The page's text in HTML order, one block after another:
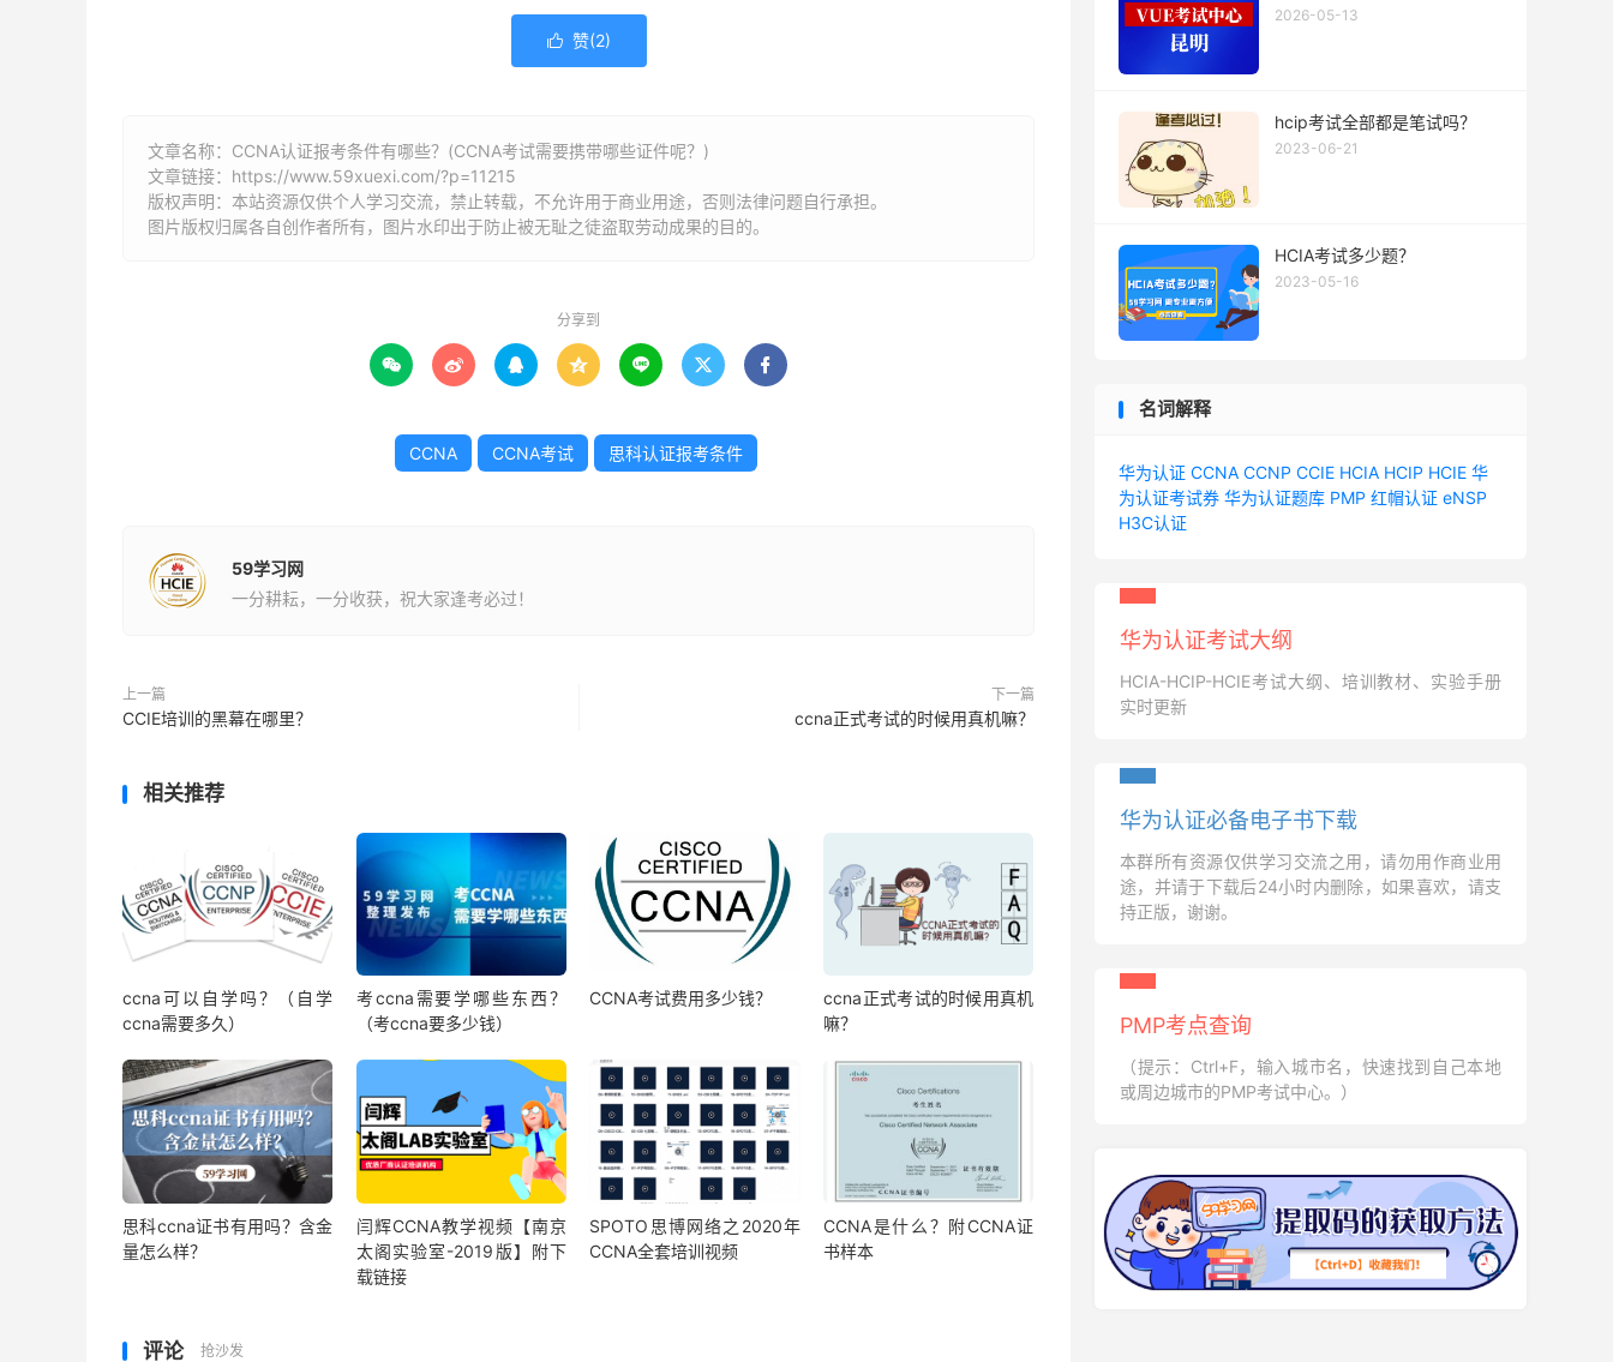
 赞(2)
文章名称：CCNA认证报考条件有哪些？(CCNA考试需要携带哪些证件呢？)
文章链接： https://www.59xuexi.com/?p=11215
版权声明：本站资源仅供个人学习交流，禁止转载，不允许用于商业用途，否则法律问题自行承担。
图片版权归属各自创作者所有，图片水印出于防止被无耻之徒盗取劳动成果的目的。
分享到
      
CCNA CCNA考试 思科认证报考条件
59学习网
一分耕耘，一分收获，祝大家逢考必过！
上一篇
CCIE培训的黑幕在哪里？
下一篇
ccna正式考试的时候用真机嘛？
相关推荐
ccna可以自学吗？（自学
ccna需要多久）
考ccna需要学哪些东西？
（考ccna要多少钱）
CCNA考试费用多少钱？
ccna正式考试的时候用真机
嘛？
思科ccna证书有用吗？含金
量怎么样？
闫辉CCNA教学视频【南京
太阁实验室-2019版】附下
载链接
SPOTO思博网络之2020年
CCNA全套培训视频
CCNA是什么？附CCNA证
书样本
评论 抢沙发
2026-05-13
hcip考试全部都是笔试吗？
2023-06-21
HCIA考试多少题？
2023-05-16
名词解释
华为认证 CCNA CCNP CCIE HCIA HCIP HCIE 华
为认证考试券 华为认证题库 PMP 红帽认证 eNSP
H3C认证
华为认证考试大纲
HCIA-HCIP-HCIE考试大纲、培训教材、实验手册
实时更新
华为认证必备电子书下载
本群所有资源仅供学习交流之用，请勿用作商业用
途，并请于下载后24小时内删除，如果喜欢，请支
持正版，谢谢。
PMP考点查询
（提示：Ctrl+F，输入城市名，快速找到自己本地
或周边城市的PMP考试中心。）